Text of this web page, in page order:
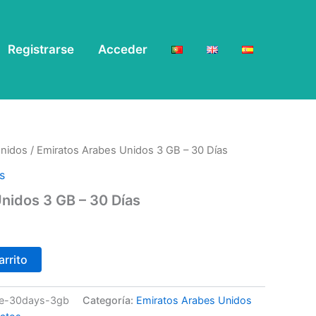
Registrarse Acceder
/ Emiratos Arabes Unidos 3 GB – 30 Días
3 GB – 30 Días
30days-3gb Categoría: Emiratos Arabes Unidos